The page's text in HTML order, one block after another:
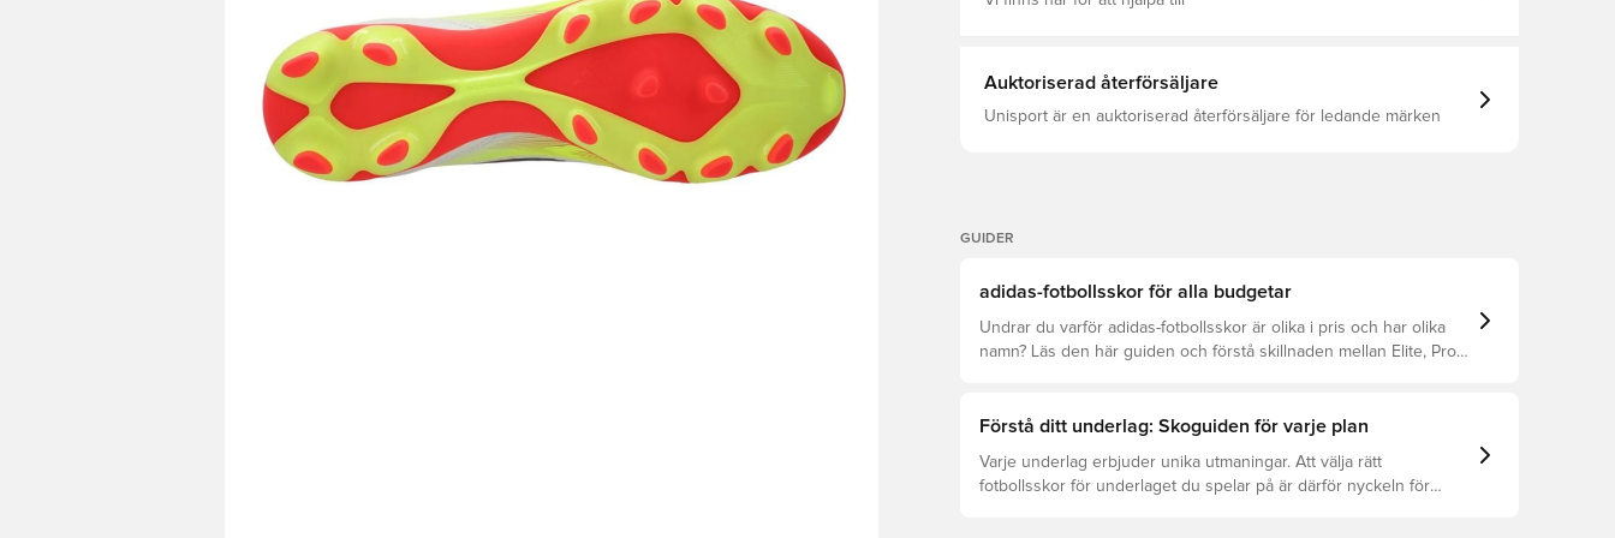
Auktoriserad återförsäljare
Unisport är en auktoriserad återförsäljare för ledande märken
GUIDER
adidas-fotbollsskor för alla budgetar
Undrar du varför adidas-fotbollsskor är olika i pris och har olika
namn? Läs den här guiden och förstå skillnaden mellan Elite, Pro,
Förstå ditt underlag: Skoguiden för varje plan
Varje underlag erbjuder unika utmaningar. Att välja rätt
fotbollsskor för underlaget du spelar på är därför nyckeln för